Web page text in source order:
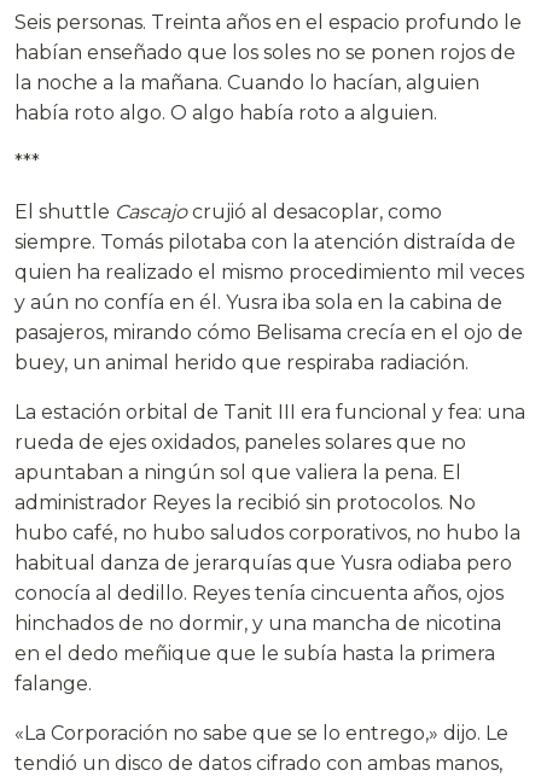
Seis personas. Treinta años en el espacio profundo le
habían enseñado que los soles no se ponen rojos de
la noche a la mañana. Cuando lo hacían, alguien
había roto algo. O algo había roto a alguien.
***
El shuttle Cascajocrujió al desacoplar, como
siempre. Tomás pilotaba con la atención distraída de
quien ha realizado el mismo procedimiento mil veces
y aún no confía en él. Yusra iba sola en la cabina de
pasajeros, mirando cómo Belisama crecía en el ojo de
buey, un animal herido que respiraba radiación.
La estación orbital de Tanit III era funcional y fea: una
rueda de ejes oxidados, paneles solares que no
apuntaban a ningún sol que valiera la pena. El
administrador Reyes la recibió sin protocolos. No
hubo café, no hubo saludos corporativos, no hubo la
habitual danza de jerarquías que Yusra odiaba pero
conocía al dedillo. Reyes tenía cincuenta años, ojos
hinchados de no dormir, y una mancha de nicotina
en el dedo meñique que le subía hasta la primera
falange.
«La Corporación no sabe que se lo entrego,» dijo. Le
tendió un disco de datos cifrado con ambas manos,